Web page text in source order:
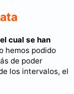
cual se han
hemos podido
de poder
los intervalos, el